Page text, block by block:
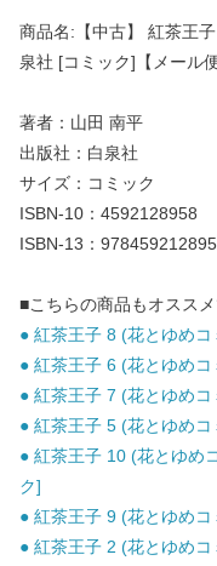
商品名:【中古】 紅茶王
泉社 [コミック]【メール
著者：山田 南平
出版社：白泉社
サイズ：コミック
ISBN-10：4592128958
ISBN-13：
■こちらの商品もオスス
● 紅茶王子 8 (花とゆめ
● 紅茶王子 6 (花とゆめ
● 紅茶王子 7 (花とゆめ
● 紅茶王子 5 (花とゆめ
● 紅茶王子 10 (花とゆめ
ク]
● 紅茶王子 9 (花とゆめ
● 紅茶王子 2 (花とゆめ